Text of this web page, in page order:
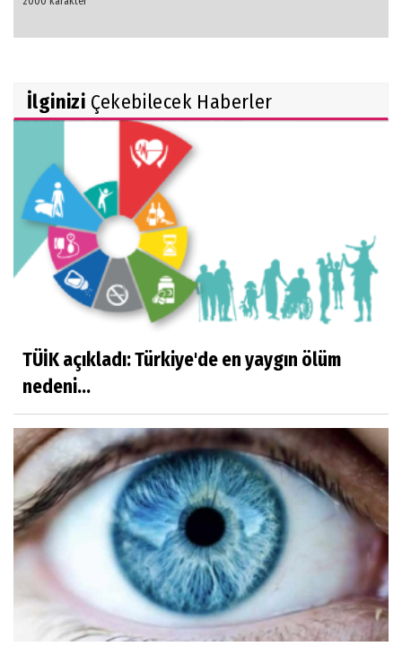
İlginizi Çekebilecek Haberler
TÜİK açıkladı: Türkiye'de en yaygın ölüm
nedeni...